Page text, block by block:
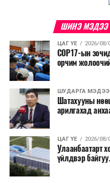
ШИНЭ МЭДЭЭ
ЦАГ ҮЕ 2026/08/
COP17-ын
орчим
ШУДАРГА МЭДЭЭ
Шатахууны
арилгахад
ЦАГ ҮЕ 2026/08/
Улаанбаатарт
үйлдвэр